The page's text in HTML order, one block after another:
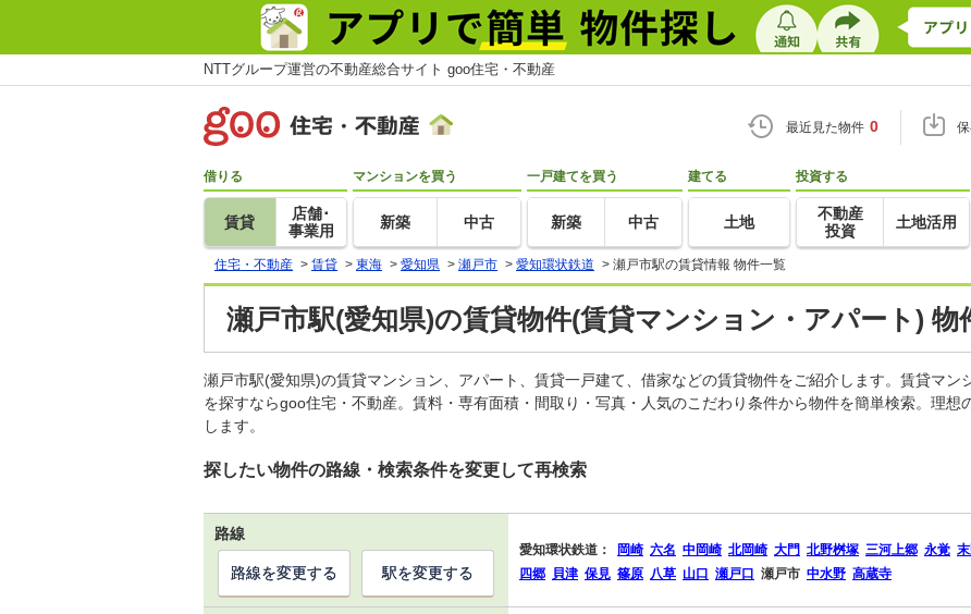
NTTグループ運営の不動産総合サイト goo住宅・不動産
最近見た物件 0
借りる
賃貸
店舗･
事業用
マンションを買う
新築 中古
一戸建てを買う
新築 中古
建てる
土地
投資する
不動産
投資
土地活用
住宅・不動産 > 賃貸 > 東海 > 愛知県 > 瀬戸市 > 愛知環状鉄道 > 瀬戸市駅の賃貸情報 物件一覧
瀬戸市駅(愛知県)の賃貸物件(賃貸マンション・アパート) 物
瀬戸市駅(愛知県)の賃貸マンション、アパート、賃貸一戸建て、借家などの賃貸物件をご紹介します。賃貸マン
を探すならgoo住宅・不動産。賃料・専有面積・間取り・写真・人気のこだわり条件から物件を簡単検索。理想
します。
探したい物件の路線・検索条件を変更して再検索
路線
愛知環状鉄道： 岡崎 六名 中岡崎 北岡崎 大門 北野桝塚 三河上郷 永覚
四郷 貝津 保見 篠原 八草 山口 瀬戸口 瀬戸市 中水野 高蔵寺
路線を変更する 駅を変更する